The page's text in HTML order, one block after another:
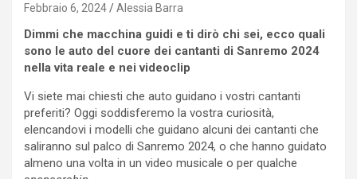
Febbraio 6, 2024 Alessia Barra
Dimmi che macchina guidi e ti dirò chi sei, ecco quali
sono le auto del cuore dei cantanti di Sanremo 2024
nella vita reale e nei videoclip
Vi siete mai chiesti che auto guidano i vostri cantanti
preferiti? Oggi soddisferemo la vostra curiosità,
elencandovi i modelli che guidano alcuni dei cantanti che
saliranno sul palco di Sanremo 2024, o che hanno guidato
almeno una volta in un video musicale o per qualche